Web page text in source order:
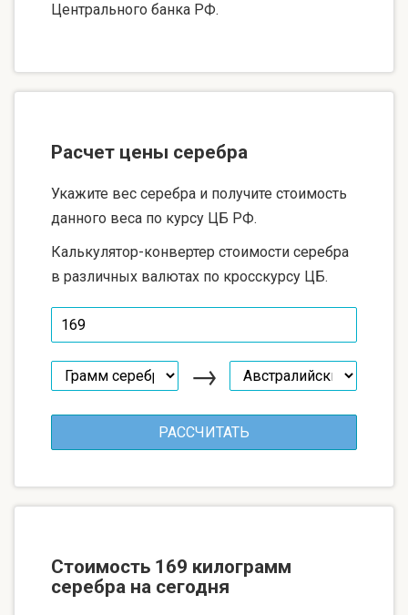
Центрального банка РФ.
Расчет цены серебра
Укажите вес серебра и получите стоимость
данного веса по курсу ЦБ РФ.
Калькулятор-конвертер стоимости серебра
в различных валютах по кросскурсу ЦБ.
→
Стоимость 169 килограмм
серебра на сегодня